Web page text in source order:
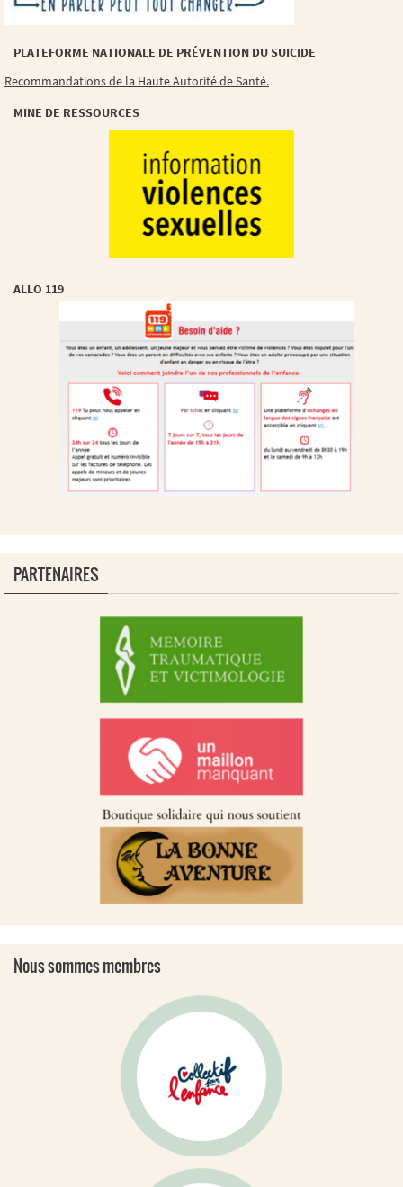
PLATEFORME NATIONALE DE PRÉVENTION DU SUICIDE
Recommandations de la Haute Autorité de Santé.
MINE DE RESSOURCES
ALLO 119
PARTENAIRES
Nous sommes membres